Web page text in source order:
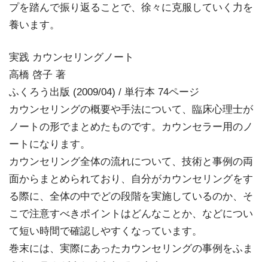
プを踏んで振り返ることで、徐々に克服していく力を
養います。
実践 カウンセリングノート
高橋 啓子 著
ふくろう出版 (2009/04) / 単行本 74ページ
カウンセリングの概要や手法について、臨床心理士が
ノートの形でまとめたものです。カウンセラー用のノ
ートになります。
カウンセリング全体の流れについて、技術と事例の両
面からまとめられており、自分がカウンセリングをす
る際に、全体の中でどの段階を実施しているのか、そ
こで注意すべきポイントはどんなことか、などについ
て短い時間で確認しやすくなっています。
巻末には、実際にあったカウンセリングの事例をふま